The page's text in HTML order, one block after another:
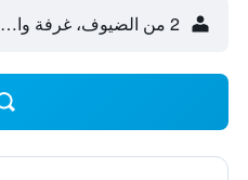
2 من الضيوف، غرفة واحدة